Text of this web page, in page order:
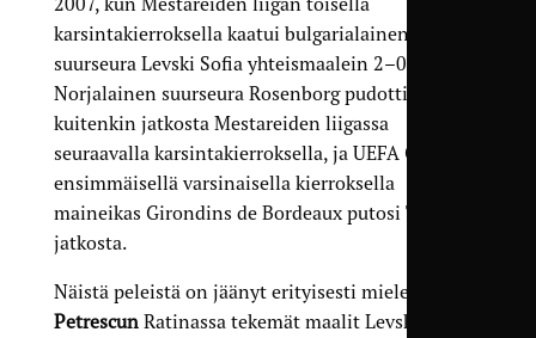
karsintakierroksella kaatui bulgarialainen
suurseura Levski Sofia yhteismaalein 2–0.
Norjalainen suurseura Rosenborg pudotti TamUn
kuitenkin jatkosta Mestareiden liigassa
seuraavalla karsintakierroksella, ja UEFA Cupin
ensimmäisellä varsinaisella kierroksella
maineikas Girondins de Bordeaux putosi TamUn
jatkosta.
Näistä peleistä on jäänyt erityisesti mieleen
PetrescunRatinassa tekemät maalit Levski Sofiaa